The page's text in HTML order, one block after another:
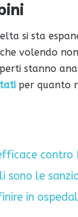
si sta
volendo
stanno
per quanto
contro
sono le
in